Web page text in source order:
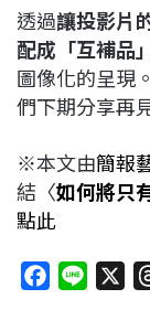
透過讓投影片
配成「互補品」
圖像化的呈現
們下期分享再
※本文由簡報
結〈如何將只
點此